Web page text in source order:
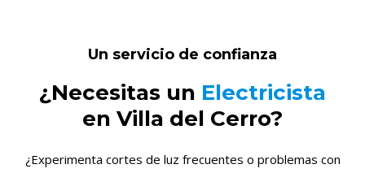
Un servicio de confianza
¿Necesitas un Electricista
en Villa del Cerro?
¿Experimenta cortes de luz frecuentes o problemas con